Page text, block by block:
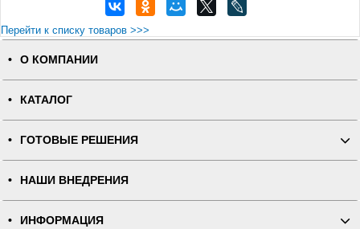
Перейти к списку товаров >>>
О КОМПАНИИ
КАТАЛОГ
ГОТОВЫЕ РЕШЕНИЯ
НАШИ ВНЕДРЕНИЯ
ИНФОРМАЦИЯ